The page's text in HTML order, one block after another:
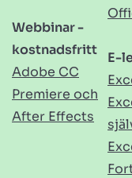
Webbinar -
kostnadsfritt
Adobe CC
Premiere och
After Effects
E-